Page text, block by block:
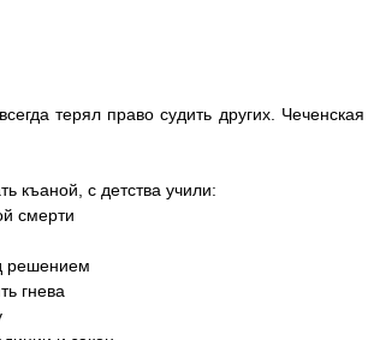
терял право судить других. Чеченская
къаной, с детства учили:
смерти
решением
гнева